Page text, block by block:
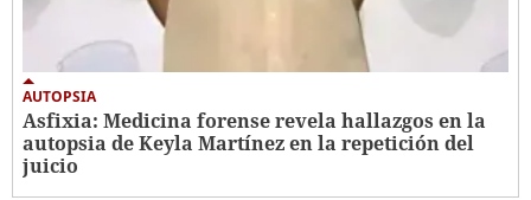
AUTOPSIA
Asfixia: Medicina forense revela hallazgos en la
autopsia de Keyla Martínez en la repetición del
juicio